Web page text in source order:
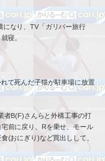
になり、TV「ガリバー旅行
寝。
て死んだ子猫が駐車場に放置
者B(F)さんらと外構工事の打
前に戻り、Rを乗せ、モール
(おにぎり)など買出しして、